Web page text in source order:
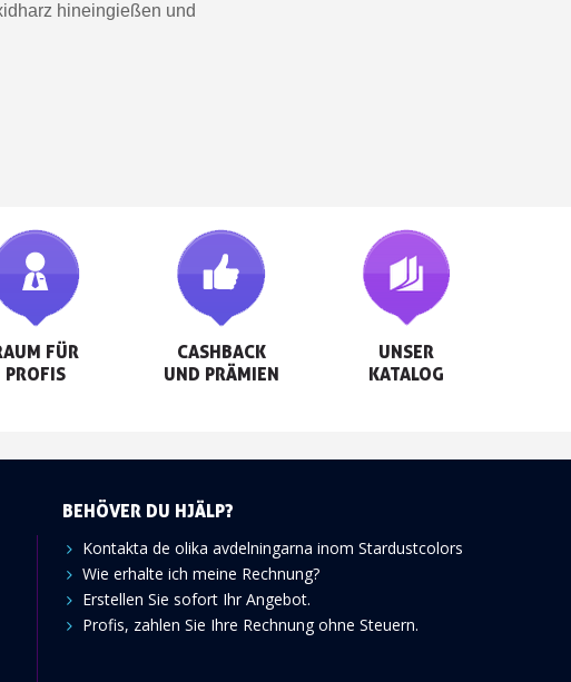
hineingießen und
FÜR
PROFIS
CASHBACK
UND PRÄMIEN
UNSER
KATALOG
BEHÖVER DU HJÄLP?
Kontakta de olika avdelningarna inom Stardustcolors
Wie erhalte ich meine Rechnung?
Erstellen Sie sofort Ihr Angebot.
Profis, zahlen Sie Ihre Rechnung ohne Steuern.